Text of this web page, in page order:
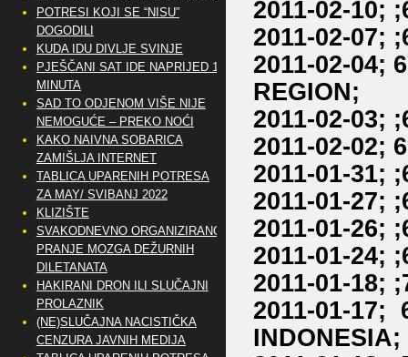
2011-02-10;
2011-02-07;
2011-02-04;
REGION;
2011-02-03;
2011-02-02;
2011-01-31;
2011-01-27;
2011-01-26;
2011-01-24;
2011-01-18;
2011-01-17;
INDONESIA;
POTRESI KOJI SE “NISU”
DOGODILI
KUDA IDU DIVLJE SVINJE
PJEŠČANI SAT IDE NAPRIJED 10
MINUTA
SAD TO ODJENOM VIŠE NIJE
NEMOGUĆE – PREKO NOĆI
KAKO NAIVNA SOBARICA
ZAMIŠLJA INTERNET
TABLICA UPARENIH POTRESA
ZA MAY/ SVIBANJ 2022
KLIZIŠTE
SVAKODNEVNO ORGANIZIRANO
PRANJE MOZGA DEŽURNIH
DILETANATA
HAKIRANI DRON ILI SLUČAJNI
PROLAZNIK
(NE)SLUČAJNA NACISTIČKA
CENZURA JAVNIH MEDIJA